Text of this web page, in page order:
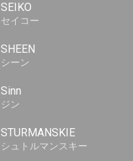
SEIKO
セイコー
SHEEN
シーン
Sinn
ジン
STURMANSKIE
シュトルマンスキー